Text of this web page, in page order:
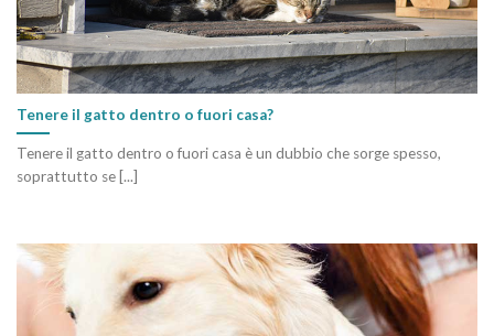
Tenere il gatto dentro o fuori casa?
Tenere il gatto dentro o fuori casa è un dubbio che sorge spesso,
soprattutto se [...]